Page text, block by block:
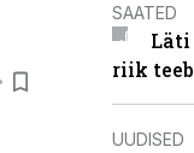
SAATED
Läti
riik
UUDISED